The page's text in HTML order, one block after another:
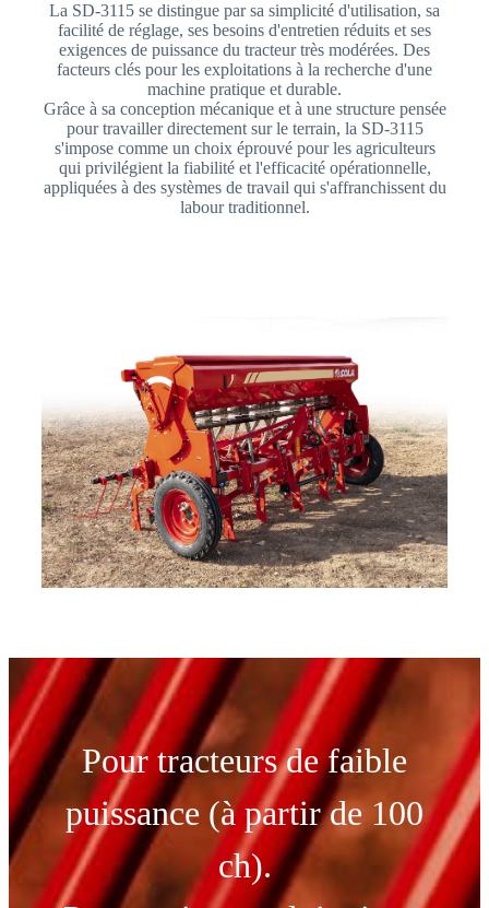
La SD-3115 se distingue par sa simplicité d'utilisation, sa
facilité de réglage, ses besoins d'entretien réduits et ses
exigences de puissance du tracteur très modérées. Des
facteurs clés pour les exploitations à la recherche d'une
machine pratique et durable.
Grâce à sa conception mécanique et à une structure pensée
pour travailler directement sur le terrain, la SD-3115
s'impose comme un choix éprouvé pour les agriculteurs
qui privilégient la fiabilité et l'efficacité opérationnelle,
appliquées à des systèmes de travail qui s'affranchissent du
labour traditionnel.
Pour tracteurs de faible
puissance (à partir de 100
ch).